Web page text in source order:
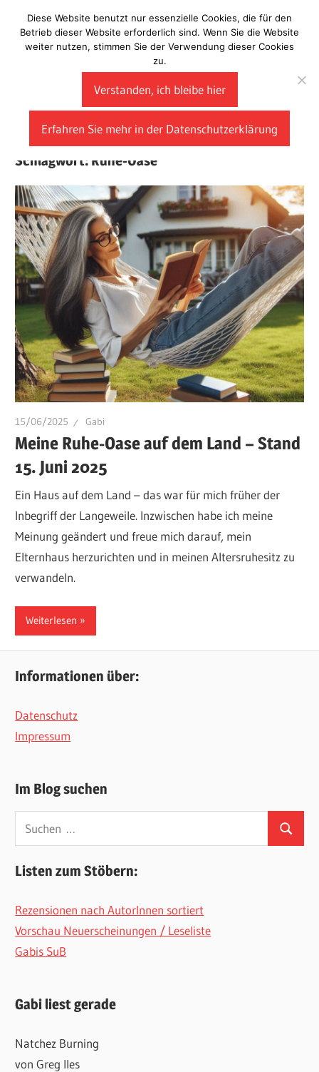
Inhalt
springen
Laberladen
Schlagwort: Ruhe-Oase
15/06/2025 Gabi
Meine Ruhe-Oase auf dem Land – Stand
15. Juni 2025
Ein Haus auf dem Land – das war für mich früher der
Inbegriff der Langeweile. Inzwischen habe ich meine
Meinung geändert und freue mich darauf, mein
Elternhaus herzurichten und in meinen Altersruhesitz zu
verwandeln.
Weiterlesen
Informationen über:
Datenschutz
Impressum
Im Blog suchen
Suchen
nach:
Suchen
Listen zum Stöbern:
Rezensionen nach AutorInnen sortiert
Vorschau Neuerscheinungen / Leseliste
Gabis SuB
Gabi liest gerade
Natchez Burning
von Greg Iles
Diese Website benutzt nur essenzielle Cookies, die für den
Betrieb dieser Website erforderlich sind. Wenn Sie die Website
weiter nutzen, stimmen Sie der Verwendung dieser Cookies
zu.
Verstanden, ich bleibe hier
Erfahren Sie mehr in der Datenschutzerklärung